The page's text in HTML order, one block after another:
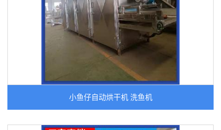
小鱼仔自动烘干机 洗鱼机